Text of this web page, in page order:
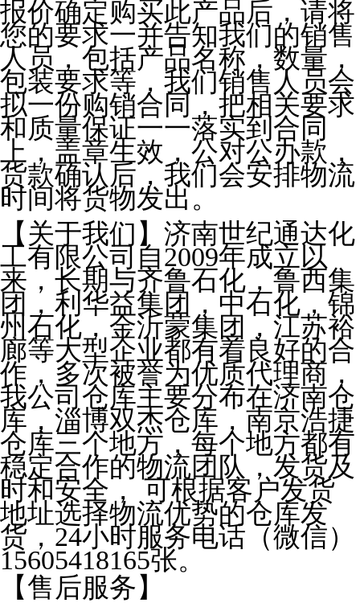
报价确定购买此产品后，请将
您的要求一并告知我们的销售
人员，包括产品名称，数量，
包装要求等，我们销售人员会
拟一份购销合同，把相关要求
和质量保证一一落实到合同
上，盖章生效，公对公办款，
货款确认后，我们会安排物流
时间将货物发出。
【关于我们】济南世纪通达化
工有限公司自2009年成立以
来，长期与齐鲁石化，鲁西集
团，利华益集团，中石化，锦
州石化，金沂蒙集团，江苏裕
廊等大型企业都有着良好的合
作，多次被誉为优质代理商，
我公司仓库主要分布在济南仓
库，淄博双杰仓库，南京浩捷
仓库三个地方，每个地方都有
稳定合作的物流团队，发货及
时和安全， 可根据客户发货
地址选择物流优势的仓库发
货，24小时服务电话（微信）
15605418165张。
【售后服务】